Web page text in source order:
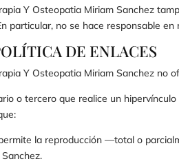
Y Osteopatia Miriam Sanchez
particular, no se hace responsable
DE ENLACES
Y Osteopatia Miriam Sanchez no
o tercero que realice un
la reproducción —total o
.